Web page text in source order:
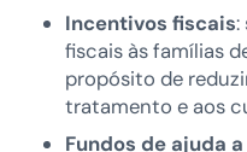
Incentivos fiscais:
fiscais às famílias
propósito de
tratamento e aos
Fundos de ajuda